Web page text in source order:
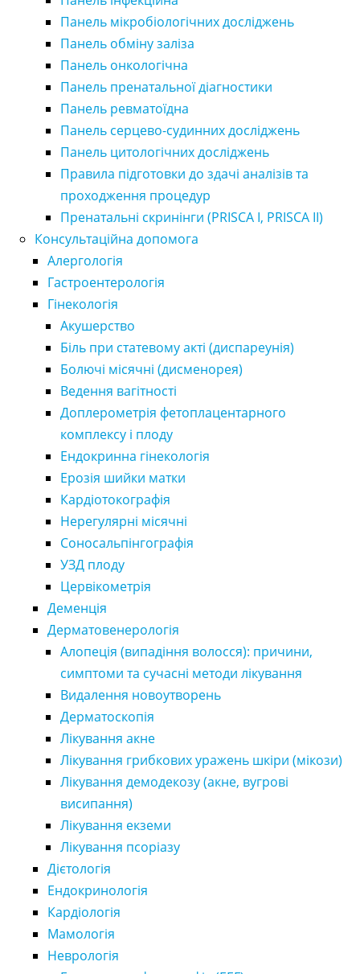
Панель мікробіологічних досліджень
Панель обміну заліза
Панель онкологічна
Панель пренатальної діагностики
Панель ревматоїдна
Панель серцево-судинних досліджень
Панель цитологічних досліджень
Правила підготовки до здачі аналізів та
проходження процедур
Пренатальні скринінги (PRISCA I, PRISCA II)
Консультаційна допомога
Алергологія
Гастроентерологія
Гінекологія
Акушерство
Біль при статевому акті (диспареунія)
Болючі місячні (дисменорея)
Ведення вагітності
Доплерометрія фетоплацентарного
комплексу і плоду
Ендокринна гінекологія
Ерозія шийки матки
Кардіотокографія
Нерегулярні місячні
Соносальпінгографія
УЗД плоду
Цервікометрія
Деменція
Дерматовенерологія
Алопеція (випадіння волосся): причини,
симптоми та сучасні методи лікування
Видалення новоутворень
Дерматоскопія
Лікування акне
Лікування грибкових уражень шкіри (мікози)
Лікування демодекозу (акне, вугрові
висипання)
Лікування екземи
Лікування псоріазу
Дієтологія
Ендокринологія
Кардіологія
Мамологія
Неврологія